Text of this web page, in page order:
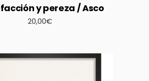
y pereza / Asco
20,00€